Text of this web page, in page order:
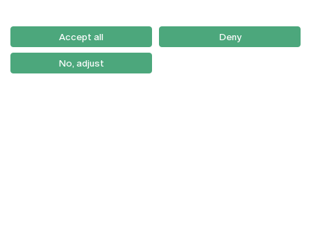
Como Chegar
Newsletter
Accept all Deny
No, adjust